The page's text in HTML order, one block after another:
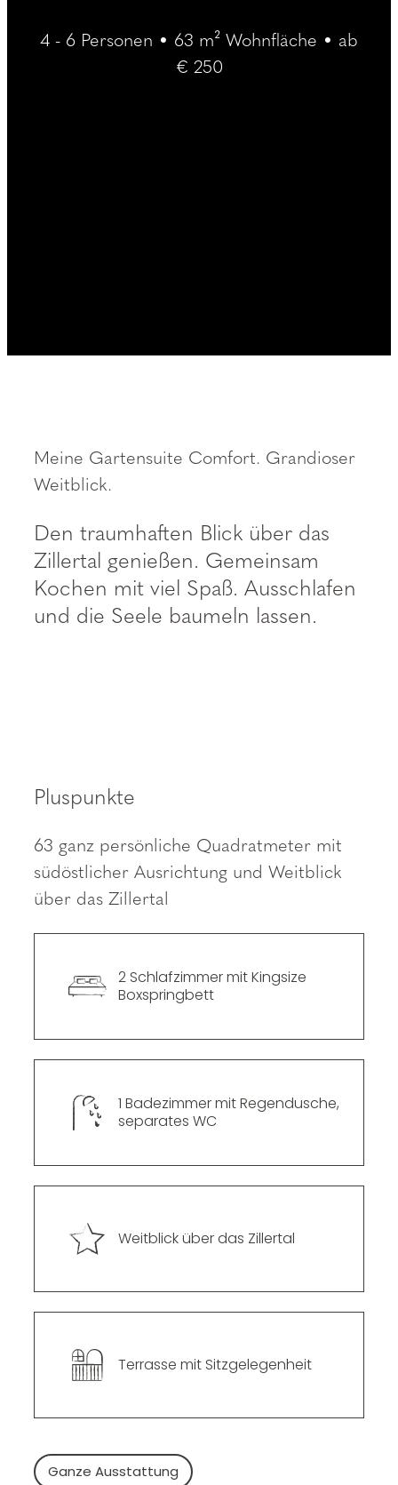
----
----
----
----
--
4 - 6 Personen • 63 m² Wohnfläche • ab
€ 250
Meine Gartensuite Comfort. Grandioser
Weitblick.
Den traumhaften Blick über das
Zillertal genießen. Gemeinsam
Kochen mit viel Spaß. Ausschlafen
und die Seele baumeln lassen.
Pluspunkte
63 ganz persönliche Quadratmeter mit
südöstlicher Ausrichtung und Weitblick
über das Zillertal
2 Schlafzimmer mit Kingsize
Boxspringbett
1 Badezimmer mit Regendusche,
separates WC
Weitblick über das Zillertal
Terrasse mit Sitzgelegenheit
Ganze Ausstattung